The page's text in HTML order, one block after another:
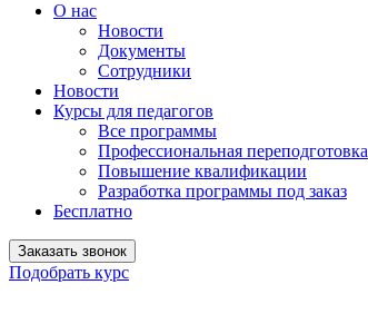
О нас
Новости
Документы
Сотрудники
Новости
Курсы для педагогов
Все программы
Профессиональная переподготовка
Повышение квалификации
Разработка программы под заказ
Бесплатно
Заказать звонок
Подобрать курс